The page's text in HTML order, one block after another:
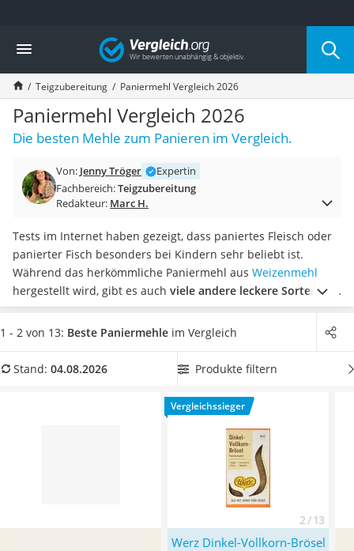
Die beliebtesten Vergleiche nach Kategorie
Lebensmittel
Schwarzkümmelöl
Knäckebrot
Schwarzkümmelöl-Kapseln
Manukahonig
Eiklar
Balsamico-Essig
Schwarzkümmelöl bio
Honig
Gemüsebrühe
Eiskaffee-Pulver
Irischer Whiskey
Grapefruitkernextrakt
Matcha-Set
MCT-Öl
Vergleich
Teigzubereitung Paniermehl Vergleich 2026
Paniermehl Vergleich 2026
Die besten Mehle zum Panieren im Vergleich.
Von: Jenny Tröger
Expertin
Fachbereich:Teigzubereitung
Redakteur: Marc H.
Tests im Internet haben gezeigt, dass paniertes Fleisch oder
panierter Fisch besonders bei Kindern sehr beliebt ist.
Während das herkömmliche Paniermehl aus Weizenmehl
hergestellt wird, gibt es auch viele andere leckere Sorten wie
Dinkel, Reismehl, Mais oder Kartoffelflocken.Wählen Sie
jetzt Paniermehl aus unserer Vergleichstabelle, das in einer
zur Hand haben. Überzeugt hat uns hier im August 2026
1 - 2 von 13: Beste Paniermehle im Vergleich
Stand: 04.08.2026 Produkte filtern
Vergleichssieger
2 / 13
Werz Dinkel-Vollkorn-Brösel